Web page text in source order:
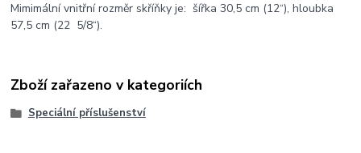
Mimimální vnitřní rozměr skříňky je: šířka 30,5 cm (12“), hloubka
57,5 cm (22 5/8“).
Zboží zařazeno v kategoriích
Speciální příslušenství